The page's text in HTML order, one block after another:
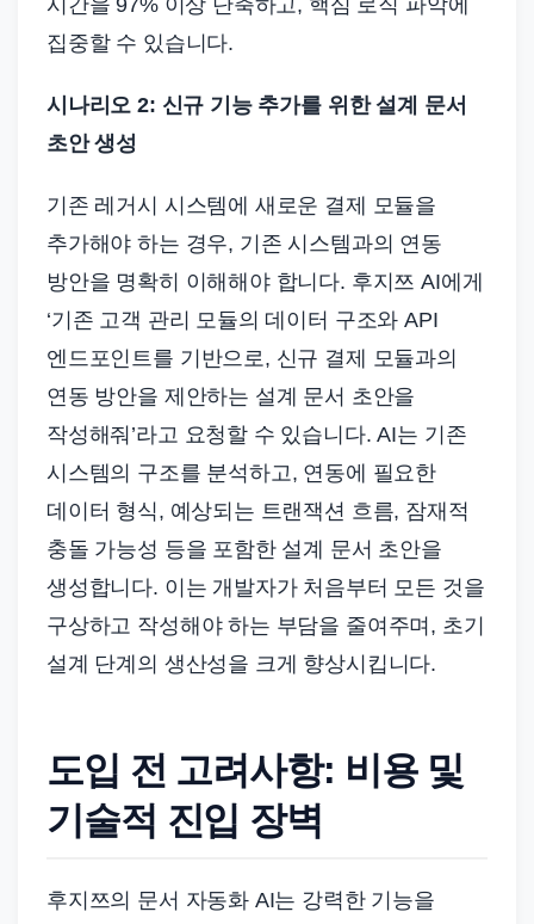
시간을 97% 이상 단축하고, 핵심 로직 파악에
집중할 수 있습니다.
시나리오 2: 신규 기능 추가를 위한 설계 문서
초안 생성
기존 레거시 시스템에 새로운 결제 모듈을
추가해야 하는 경우, 기존 시스템과의 연동
방안을 명확히 이해해야 합니다. 후지쯔 AI에게
‘기존 고객 관리 모듈의 데이터 구조와 API
엔드포인트를 기반으로, 신규 결제 모듈과의
연동 방안을 제안하는 설계 문서 초안을
작성해줘’라고 요청할 수 있습니다. AI는 기존
시스템의 구조를 분석하고, 연동에 필요한
데이터 형식, 예상되는 트랜잭션 흐름, 잠재적
충돌 가능성 등을 포함한 설계 문서 초안을
생성합니다. 이는 개발자가 처음부터 모든 것을
구상하고 작성해야 하는 부담을 줄여주며, 초기
설계 단계의 생산성을 크게 향상시킵니다.
도입 전 고려사항: 비용 및
기술적 진입 장벽
후지쯔의 문서 자동화 AI는 강력한 기능을